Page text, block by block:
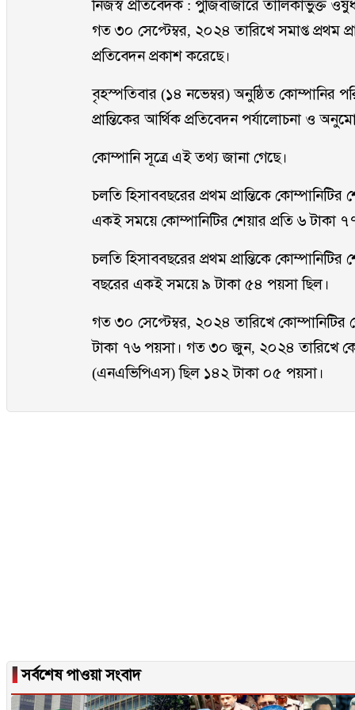
নিজস্ব প্রতিবেদক : পুঁজিবাজারে তালিকাভুক্ত
গত ৩০ সেপ্টেম্বর, ২০২৪ তারিখে সমাপ্ত প্রথম
প্রতিবেদন প্রকাশ করেছে।
বৃহস্পতিবার (১৪ নভেম্বর) অনুষ্ঠিত কোম্পানির
প্রান্তিকের আর্থিক প্রতিবেদন পর্যালোচনা ও
কোম্পানি সূত্রে এই তথ্য জানা গেছে।
চলতি হিসাববছরের প্রথম প্রান্তিকে
একই সময়ে কোম্পানিটির শেয়ার প্রতি ৬ টাকা
চলতি হিসাববছরের প্রথম প্রান্তিকে
বছরের একই সময়ে ৯ টাকা ৫৪ পয়সা ছিল।
গত ৩০ সেপ্টেম্বর, ২০২৪ তারিখে
টাকা ৭৬ পয়সা। গত ৩০ জুন, ২০২৪ তারিখে
(এনএভিপিএস) ছিল ১৪২ টাকা ০৫ পয়সা।
▐সর্বশেষ পাওয়া সংবাদ